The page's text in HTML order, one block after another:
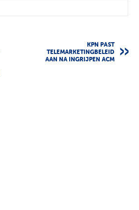
KPN PAST
TELEMARKETINGBELEID
AAN NA INGRIJPEN ACM